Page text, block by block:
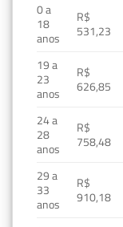
0 a
18
anos
R$
531,23
19 a
23
anos
R$
626,85
24 a
28
anos
R$
758,48
29 a
33
anos
R$
910,18